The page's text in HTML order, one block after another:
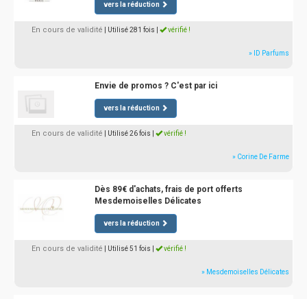
vers la réduction
En cours de validité | Utilisé 281 fois vérifié !
» ID Parfums
Envie de promos ? C'est par ici
vers la réduction
En cours de validité | Utilisé 26 fois vérifié !
» Corine De Farme
Dès 89€ d'achats, frais de port offerts
Mesdemoiselles Délicates
vers la réduction
En cours de validité | Utilisé 51 fois vérifié !
» Mesdemoiselles Délicates